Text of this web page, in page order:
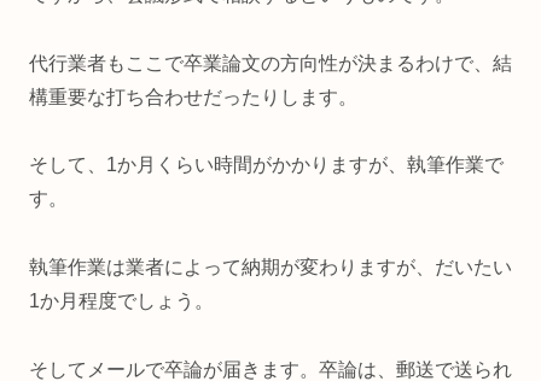
代行業者もここで卒業論文の方向性が決まるわけで、結
構重要な打ち合わせだったりします。
そして、1か月くらい時間がかかりますが、執筆作業で
す。
執筆作業は業者によって納期が変わりますが、だいたい
1か月程度でしょう。
そしてメールで卒論が届きます。卒論は、郵送で送られ